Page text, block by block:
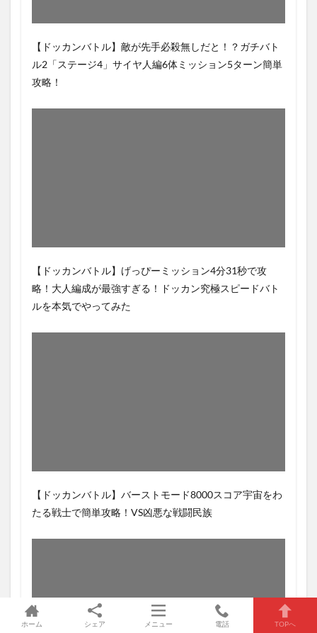
【ドッカンバトル】敵が先手必殺無しだと！？ガチバト
ル2「ステージ4」サイヤ人編6体ミッション5ターン簡単
攻略！
【ドッカンバトル】げっぴーミッション4分31秒で攻
略！大人編成が最強すぎる！ドッカン究極スピードバト
ルを本気でやってみた
【ドッカンバトル】バーストモード8000スコア宇宙をわ
たる戦士で簡単攻略！VS凶悪な戦闘民族
ホーム シェア メニュー 電話 TOPへ